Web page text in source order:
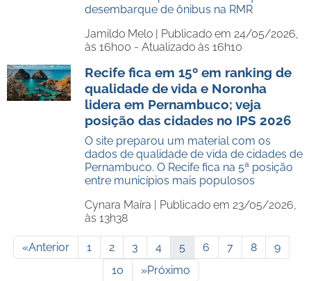
desembarque de ônibus na RMR
Jamildo Melo | Publicado em 24/05/2026,
às 16h00 - Atualizado às 16h10
Recife fica em 15º em ranking de
qualidade de vida e Noronha
lidera em Pernambuco; veja
posição das cidades no IPS 2026
O site preparou um material com os
dados de qualidade de vida de cidades de
Pernambuco. O Recife fica na 5ª posição
entre municípios mais populosos
Cynara Maíra | Publicado em 23/05/2026,
às 13h38
«Anterior 1 2 3 4 5 6 7 8
9
10
»Próximo